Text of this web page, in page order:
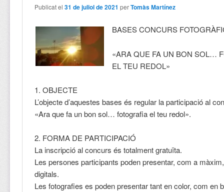
Publicat el31 de juliol de 2021 perTomàs Martínez
BASES CONCURS
«ARA QUE FA UN BON SOL…
EL TEU REDOL»
1. OBJECTE
L’objecte d’aquestes bases és regular la participació al
«Ara que fa un bon sol… fotografia el teu redol».
2. FORMA DE PARTICIPACIÓ
La inscripció al concurs és totalment gratuïta.
Les persones participants poden presentar, com a
digitals.
Les fotografies es poden presentar tant en color, com en